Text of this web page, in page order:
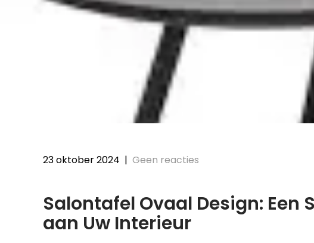
23 oktober 2024 | Geen reacties
Salontafel Ovaal Design: Een
aan Uw Interieur